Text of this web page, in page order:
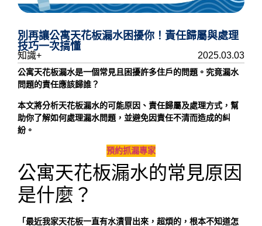
別再讓公寓天花板漏水困擾你！責任歸屬與處理
技巧一次搞懂
知識+ 2025.03.03
公寓天花板漏水是一個常見且困擾許多住戶的問題。究竟漏水
問題的責任應該歸誰？
本文將分析天花板漏水的可能原因、責任歸屬及處理方式，幫
助你了解如何處理漏水問題，並避免因責任不清而造成的糾
紛。
預約抓漏專家
公寓天花板漏水的常見原因
是什麼？
「最近我家天花板一直有水漬冒出來，超煩的，根本不知道怎